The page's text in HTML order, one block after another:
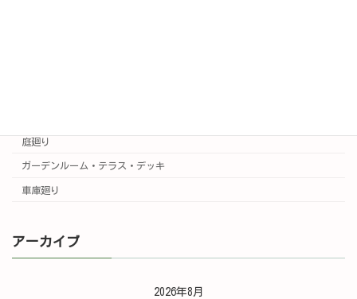
庭廻り
ガーデンルーム・テラス・デッキ
車庫廻り
アーカイブ
2026年8月